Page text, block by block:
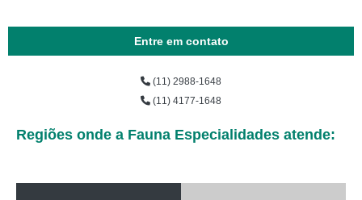
Entre em contato
(11) 2988-1648
(11) 4177-1648
Regiões onde a Fauna Especialidades atende: